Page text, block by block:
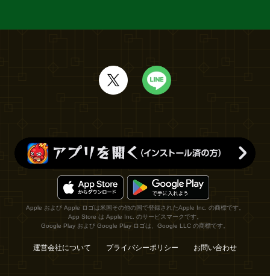
Apple および Apple ロゴは米国その他の国で登録されたApple Inc. の商標です。
App Store は Apple Inc. のサービスマークです。
Google Play および Google Play ロゴは、Google LLC の商標です。
運営会社について プライバシーポリシー お問い合わせ